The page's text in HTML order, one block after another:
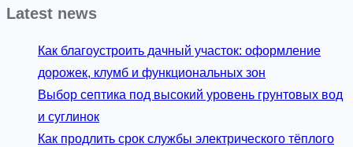
Latest news
Как благоустроить дачный участок: оформление
дорожек, клумб и функциональных зон
Выбор септика под высокий уровень грунтовых вод
и суглинок
Как продлить срок службы электрического тёплого